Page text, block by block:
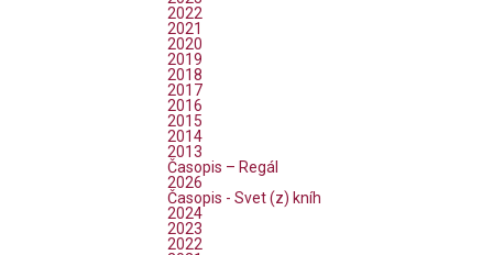
2022
2021
2020
2019
2018
2017
2016
2015
2014
2013
Časopis – Regál
2026
Časopis - Svet (z) kníh
2024
2023
2022